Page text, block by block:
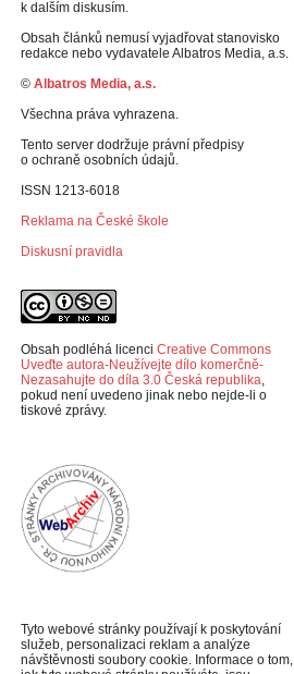
k dalším diskusím.
Obsah článků nemusí vyjadřovat stanovisko
redakce nebo vydavatele Albatros Media, a.s.
© Albatros Media, a.s.
Všechna práva vyhrazena.
Tento server dodržuje právní předpisy
o ochraně osobních údajů.
ISSN 1213-6018
Reklama na České škole
Diskusní pravidla
Obsah podléhá licenci Creative Commons
Uveďte autora-Neužívejte dílo komerčně-
Nezasahujte do díla 3.0 Česká republika,
pokud není uvedeno jinak nebo nejde-li o
tiskové zprávy.
Tyto webové stránky používají k poskytování
služeb, personalizaci reklam a analýze
návštěvnosti soubory cookie. Informace o tom,